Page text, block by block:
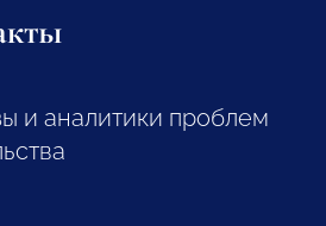
и аналитики проблем